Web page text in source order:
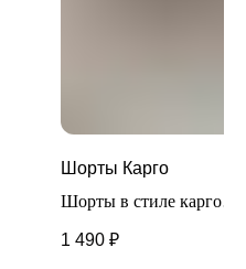
Шорты Карго
Шорты в стиле карго
80% лена, 20% хлопка.
1 490 ₽